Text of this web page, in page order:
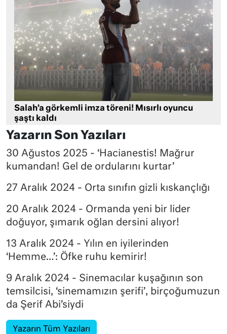
Salah’a görkemli imza töreni! Mısırlı oyuncu
şaştı kaldı
Yazarın Son Yazıları
30 Ağustos 2025 - ‘Hacianestis! Mağrur
kumandan! Gel de ordularını kurtar’
27 Aralık 2024 - Orta sınıfın gizli kıskançlığı
20 Aralık 2024 - Ormanda yeni bir lider
doğuyor, şımarık oğlan dersini alıyor!
13 Aralık 2024 - Yılın en iyilerinden
‘Hemme…’: Öfke ruhu kemirir!
9 Aralık 2024 - Sinemacılar kuşağının son
temsilcisi, ‘sinemamızın şerifi’, birçoğumuzun
da Şerif Abi’siydi
Yazarın Tüm Yazıları